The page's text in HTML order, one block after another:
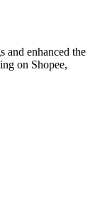
and enhanced the
on Shopee,